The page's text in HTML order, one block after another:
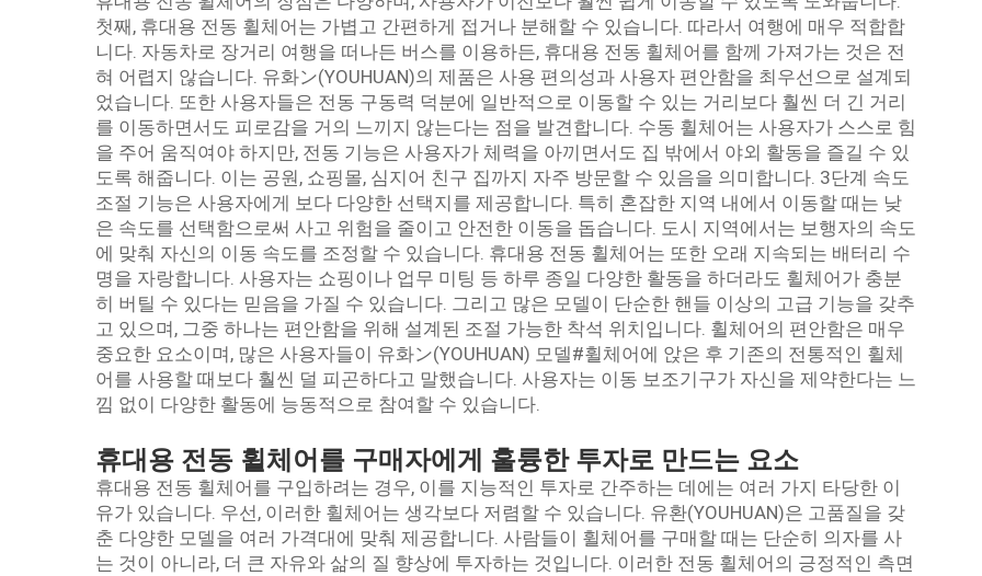
첫째, 휴대용 전동 휠체어는 가볍고 간편하게 접거나 분해할 수 있습니다. 따라서 여행에 매우 적합합
니다. 자동차로 장거리 여행을 떠나든 버스를 이용하든, 휴대용 전동 휠체어를 함께 가져가는 것은 전
혀 어렵지 않습니다. 유화ン(YOUHUAN)의 제품은 사용 편의성과 사용자 편안함을 최우선으로 설계되
었습니다. 또한 사용자들은 전동 구동력 덕분에 일반적으로 이동할 수 있는 거리보다 훨씬 더 긴 거리
를 이동하면서도 피로감을 거의 느끼지 않는다는 점을 발견합니다. 수동 휠체어는 사용자가 스스로 힘
을 주어 움직여야 하지만, 전동 기능은 사용자가 체력을 아끼면서도 집 밖에서 야외 활동을 즐길 수 있
도록 해줍니다. 이는 공원, 쇼핑몰, 심지어 친구 집까지 자주 방문할 수 있음을 의미합니다. 3단계 속도
조절 기능은 사용자에게 보다 다양한 선택지를 제공합니다. 특히 혼잡한 지역 내에서 이동할 때는 낮
은 속도를 선택함으로써 사고 위험을 줄이고 안전한 이동을 돕습니다. 도시 지역에서는 보행자의 속도
에 맞춰 자신의 이동 속도를 조정할 수 있습니다. 휴대용 전동 휠체어는 또한 오래 지속되는 배터리 수
명을 자랑합니다. 사용자는 쇼핑이나 업무 미팅 등 하루 종일 다양한 활동을 하더라도 휠체어가 충분
히 버틸 수 있다는 믿음을 가질 수 있습니다. 그리고 많은 모델이 단순한 핸들 이상의 고급 기능을 갖추
고 있으며, 그중 하나는 편안함을 위해 설계된 조절 가능한 착석 위치입니다. 휠체어의 편안함은 매우
중요한 요소이며, 많은 사용자들이 유화ン(YOUHUAN) 모델#휠체어에 앉은 후 기존의 전통적인 휠체
어를 사용할 때보다 훨씬 덜 피곤하다고 말했습니다. 사용자는 이동 보조기구가 자신을 제약한다는 느
낌 없이 다양한 활동에 능동적으로 참여할 수 있습니다.
휴대용 전동 휠체어를 구매자에게 훌륭한 투자로 만드는 요소
휴대용 전동 휠체어를 구입하려는 경우, 이를 지능적인 투자로 간주하는 데에는 여러 가지 타당한 이
유가 있습니다. 우선, 이러한 휠체어는 생각보다 저렴할 수 있습니다. 유환(YOUHUAN)은 고품질을 갖
춘 다양한 모델을 여러 가격대에 맞춰 제공합니다. 사람들이 휠체어를 구매할 때는 단순히 의자를 사
는 것이 아니라, 더 큰 자유와 삶의 질 향상에 투자하는 것입니다. 이러한 전동 휠체어의 긍정적인 측면